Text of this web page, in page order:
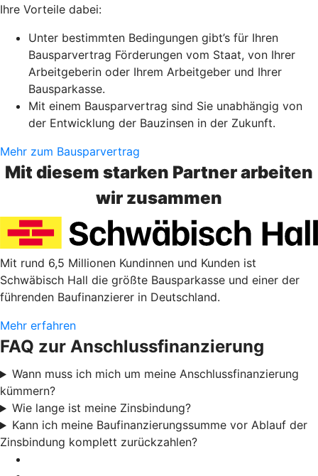
Ihre Vorteile dabei:
Unter bestimmten Bedingungen gibt’s für Ihren
Bausparvertrag Förderungen vom Staat, von Ihrer
Arbeitgeberin oder Ihrem Arbeitgeber und Ihrer
Bausparkasse.
Mit einem Bausparvertrag sind Sie unabhängig von
der Entwicklung der Bauzinsen in der Zukunft.
Mehr zum Bausparvertrag
Mit diesem starken Partner arbeiten
wir zusammen
Mit rund 6,5 Millionen Kundinnen und Kunden ist
Schwäbisch Hall die größte Bausparkasse und einer der
führenden Baufinanzierer in Deutschland.
Mehr erfahren
FAQ zur Anschlussfinanzierung
Wann muss ich mich um meine Anschlussfinanzierung
kümmern?
Wie lange ist meine Zinsbindung?
Kann ich meine Baufinanzierungssumme vor Ablauf der
Zinsbindung komplett zurückzahlen?